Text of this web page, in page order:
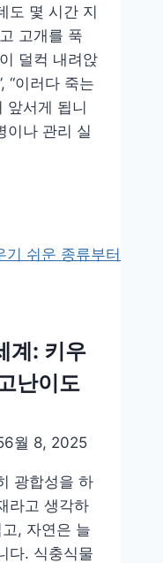
도 몇 시간 지
고개를 푹
덜컥 내려앉
“이러다 죽는
앞서게 됩니
이나 관리 실
계: 키우
난이도
6월 8, 2025
광합성을 하
라고 생각하
, 자연은 늘
다. 식충식물